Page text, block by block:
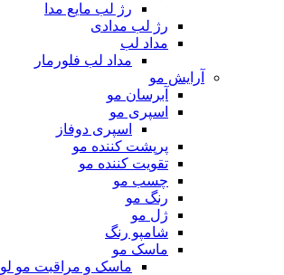
رژ لب مایع مدا
رژ لب مدادی
مداد لب
مداد لب فلورمار
آرایش مو
آبرسان مو
اسپری مو
اسپری دوفاز
پرپشت کننده مو
تقویت کننده مو
چسب مو
رنگ مو
ژل مو
شامپو رنگ
ماسک مو
ماسک و مراقبت مو